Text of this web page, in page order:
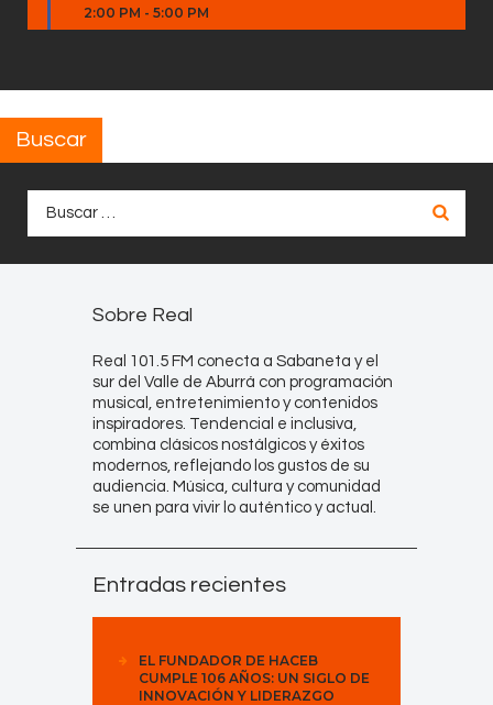
2:00 PM - 5:00 PM
Buscar
Sobre Real
Real 101.5 FM conecta a Sabaneta y el
sur del Valle de Aburrá con programación
musical, entretenimiento y contenidos
inspiradores. Tendencial e inclusiva,
combina clásicos nostálgicos y éxitos
modernos, reflejando los gustos de su
audiencia. Música, cultura y comunidad
se unen para vivir lo auténtico y actual.
Entradas recientes
EL FUNDADOR DE HACEB
CUMPLE 106 AÑOS: UN SIGLO DE
INNOVACIÓN Y LIDERAZGO